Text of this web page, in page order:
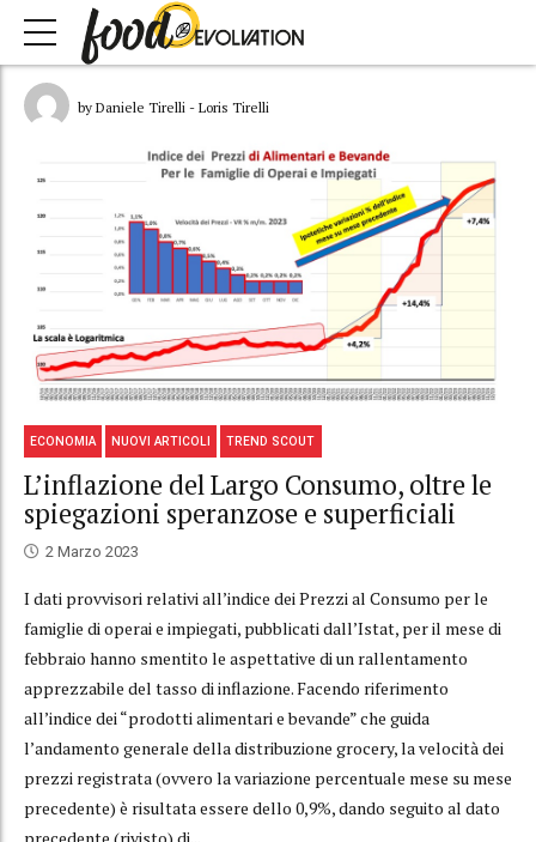
by Daniele Tirelli - Loris Tirelli
ECONOMIA NUOVI ARTICOLI TREND SCOUT
L’inflazione del Largo Consumo, oltre le
spiegazioni speranzose e superficiali
2 Marzo 2023
I dati provvisori relativi all’indice dei Prezzi al Consumo per le
famiglie di operai e impiegati, pubblicati dall’Istat, per il mese di
febbraio hanno smentito le aspettative di un rallentamento
apprezzabile del tasso di inflazione. Facendo riferimento
all’indice dei “prodotti alimentari e bevande” che guida
l’andamento generale della distribuzione grocery, la velocità dei
prezzi registrata (ovvero la variazione percentuale mese su mese
precedente) è risultata essere dello 0,9%, dando seguito al dato